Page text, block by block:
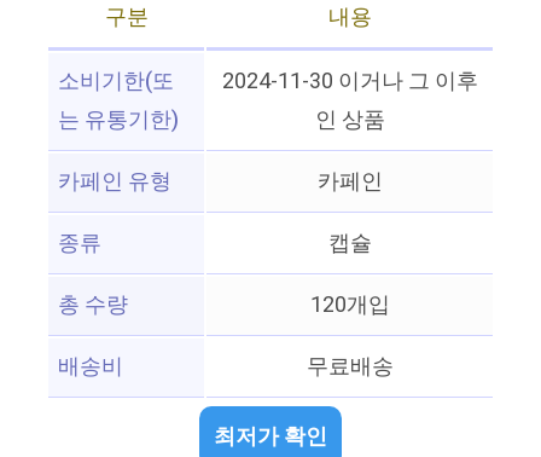
구분
내용
소비기한(또
는 유통기한)
2024-11-30 이거나 그 이후
인 상품
카페인 유형
카페인
종류
캡슐
총 수량
120개입
배송비
무료배송
최저가 확인